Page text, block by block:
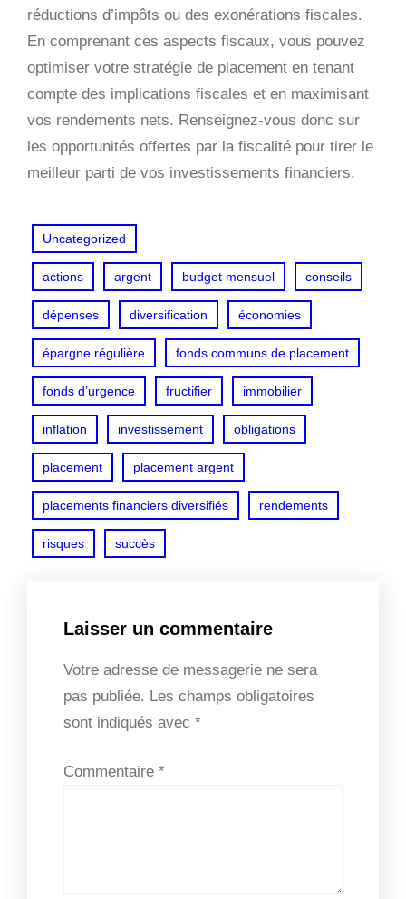
réductions d’impôts ou des exonérations fiscales.
En comprenant ces aspects fiscaux, vous pouvez
optimiser votre stratégie de placement en tenant
compte des implications fiscales et en maximisant
vos rendements nets. Renseignez-vous donc sur
les opportunités offertes par la fiscalité pour tirer le
meilleur parti de vos investissements financiers.
Uncategorized
actions argent budget mensuel conseils
dépenses diversification économies
épargne régulière fonds communs de placement
fonds d’urgence fructifier immobilier
inflation investissement obligations
placement placement argent
placements financiers diversifiés rendements
risques succès
Laisser un commentaire
Votre adresse de messagerie ne sera
pas publiée. Les champs obligatoires
sont indiqués avec *
Commentaire *